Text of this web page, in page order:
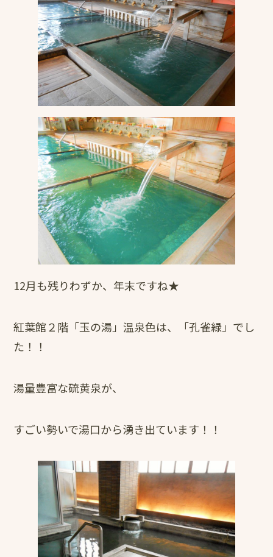
12月も残りわずか、年末ですね★
紅葉館２階「玉の湯」温泉色は、「孔雀緑」でし
た！！
湯量豊富な硫黄泉が、
すごい勢いで湯口から湧き出ています！！